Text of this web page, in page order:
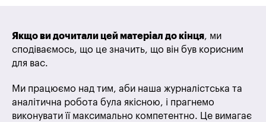
Якщо ви дочитали цей матеріал до кінця, ми
сподіваємось, що це значить, що він був корисним
для вас.
Ми працюємо над тим, аби наша журналістська та
аналітична робота була якісною, і прагнемо
виконувати її максимально компетентно. Це вимагає